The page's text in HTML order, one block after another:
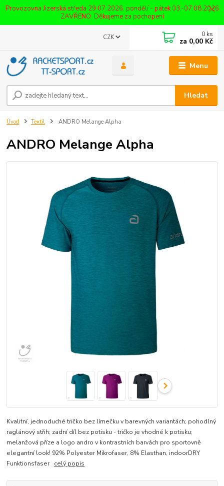
Provozovna Jizerská středa 29.07.2026, pondělí - pátek 03.-07.08.2026
ZAVŘENO. Děkujeme za pochopení
Menu
CZK
Hledat
0 ks
za 0,00 Kč
Úvod Textil ANDRO Melange Alpha
ANDRO Melange Alpha
Kvalitní, jednoduché tričko bez límečku v barevných variantách; pohodlný
raglánový střih; zadní díl bez potisku - tričko je vhodné k potisku;
melanžová příze a logo andro v kontrastních barvách pro sportovně
elegantní look! 92% Polyester Mikrofaser, 8% Elasthan, indoorDRY
Funktionsfaser celý popis